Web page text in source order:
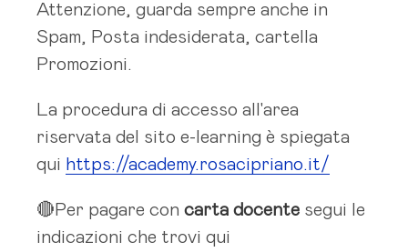
Attenzione, guarda sempre anche in
Spam, Posta indesiderata, cartella
Promozioni.
La procedura di accesso all'area
riservata del sito e-learning è spiegata
qui https://academy.rosacipriano.it/
🔴Per pagare con carta docente segui le
indicazioni che trovi qui